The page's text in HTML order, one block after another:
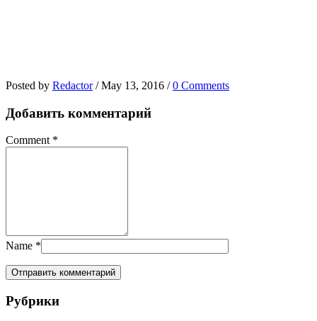
Posted by Redactor / May 13, 2016 / 0 Comments
Добавить комментарий
Comment *
Name *
Рубрики